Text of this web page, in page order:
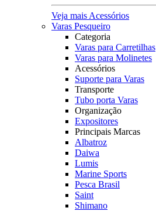
Veja mais Acessórios
Varas Pesqueiro
Categoria
Varas para Carretilhas
Varas para Molinetes
Acessórios
Suporte para Varas
Transporte
Tubo porta Varas
Organização
Expositores
Principais Marcas
Albatroz
Daiwa
Lumis
Marine Sports
Pesca Brasil
Saint
Shimano